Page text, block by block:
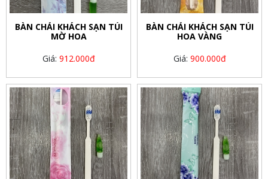
BÀN CHẢI KHÁCH SẠN TÚI
MỜ HOA
Giá: 912.000đ
BÀN CHẢI KHÁCH SẠN TÚI
HOA VÀNG
Giá: 900.000đ